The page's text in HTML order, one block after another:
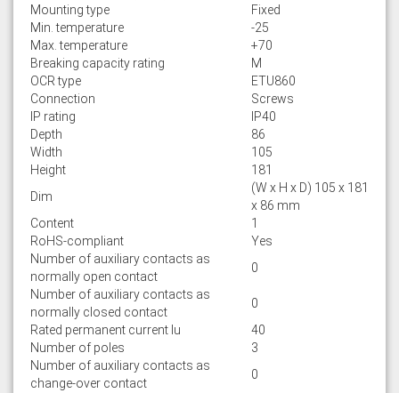
Mounting type
Fixed
Min. temperature
-25
Max. temperature
+70
Breaking capacity rating
M
OCR type
ETU860
Connection
Screws
IP rating
IP40
Depth
86
Width
105
Height
181
Dim
(W x H x D) 105 x 181
x 86 mm
Content
1
RoHS-compliant
Yes
Number of auxiliary contacts as
normally open contact
0
Number of auxiliary contacts as
normally closed contact
0
Rated permanent current Iu
40
Number of poles
3
Number of auxiliary contacts as
change-over contact
0